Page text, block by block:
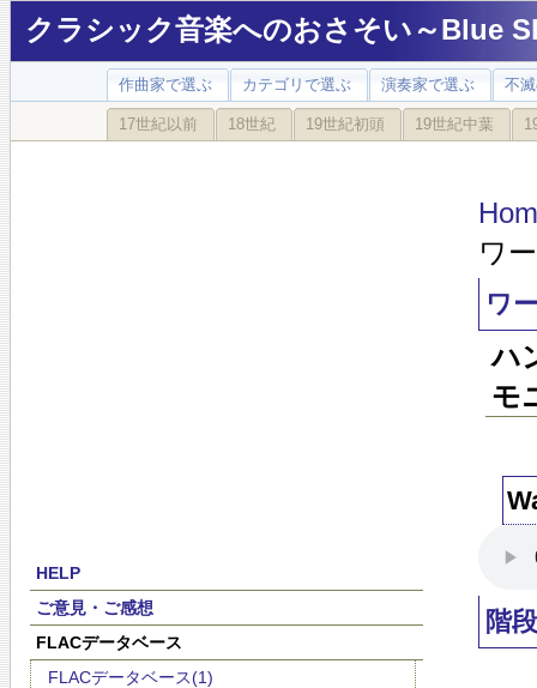
クラシック音楽へのおさそい～Blue
作曲家で選ぶ カテゴリで選ぶ 演奏家で選ぶ 不
17世紀以前 18世紀 19世紀初頭 19世紀中葉
HELP
ご意見・ご感想
FLACデータベース
FLACデータベース(1)
ワ
ワ
ハ
モ
階